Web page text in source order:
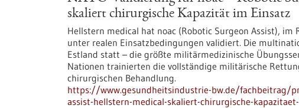
skaliert chirurgische Kapazität im Einsatz
Hellstern medical hat noac (Robotic Surgeon Assist), im
unter realen Einsatzbedingungen validiert. Die
Estland statt – die größte militärmedizinische
Nationen trainierten die vollständige militärische
chirurgischen Behandlung.
https://www.gesundheitsindustrie-bw.de/fachbeitrag/
assist-hellstern-medical-skaliert-chirurgische-